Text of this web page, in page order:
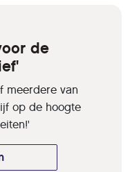
de
meerdere van
op de hoogte